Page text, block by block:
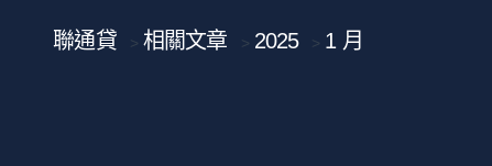
聯通貸 > 相關文章 > 2025 > 1 月